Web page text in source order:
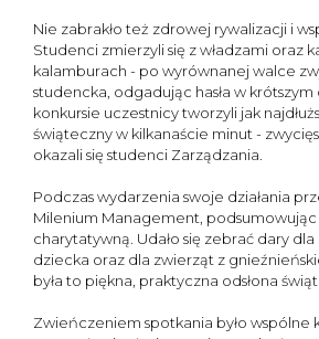
Nie zabrakło też zdrowej rywalizacji i
Studenci zmierzyli się z władzami oraz
kalamburach - po wyrównanej walce
studencka, odgadując hasła w krótszym
konkursie uczestnicy tworzyli jak
świąteczny w kilkanaście minut -
okazali się studenci Zarządzania.
Podczas wydarzenia swoje działania
Milenium Management,
charytatywną. Udało się zebrać dary
dziecka oraz dla zwierząt z
była to piękna, praktyczna odsłona
Zwieńczeniem spotkania było wspólne